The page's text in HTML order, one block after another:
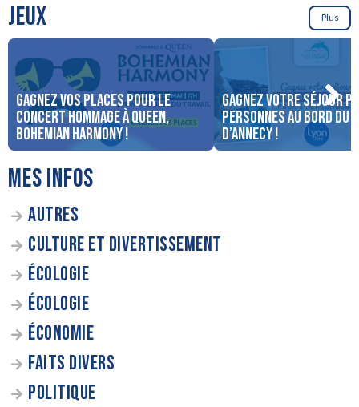
JEUX Plus
Gagnez vos places pour le
concert Hommage à Queen,
Bohemian Harmony !
Gagnez votre séjour
personnes au bord du
d’Annecy !
MES INFOS
AUTRES
CULTURE ET DIVERTISSEMENT
ÉCOLOGIE
ÉCOLOGIE
ÉCONOMIE
FAITS DIVERS
POLITIQUE